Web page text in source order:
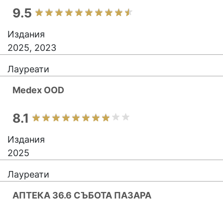
9.5
Издания
2025, 2023
Лауреати
Medex OOD
8.1
Издания
2025
Лауреати
АПТЕКА 36.6 СЪБОТА ПАЗАРА